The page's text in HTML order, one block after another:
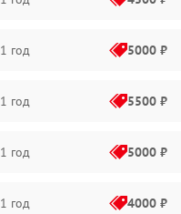
1 год 5000 ₽
1 год 5500 ₽
1 год 5000 ₽
1 год 4000 ₽